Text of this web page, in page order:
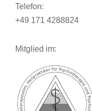
Telefon:
+49 171 4288824
Mitglied im: